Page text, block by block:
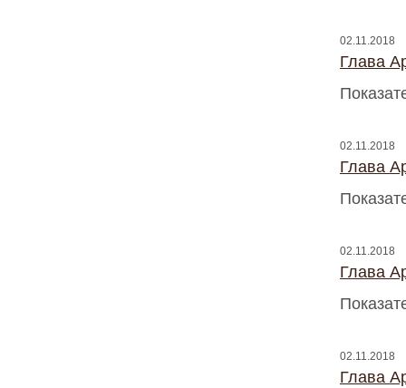
02.11.2018
Глава
02.11.2018
Глава
02.11.2018
Глава
02.11.2018
Глава